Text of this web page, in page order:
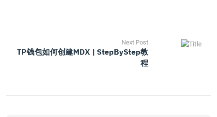
Next Post
TP钱包如何创建MDX | StepByStep教
程